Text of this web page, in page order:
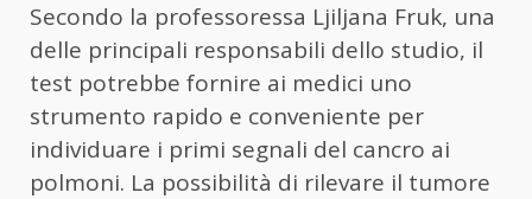
Secondo la professoressa Ljiljana Fruk, una
delle principali responsabili dello studio, il
test potrebbe fornire ai medici uno
strumento rapido e conveniente per
individuare i primi segnali del cancro ai
polmoni. La possibilità di rilevare il tumore